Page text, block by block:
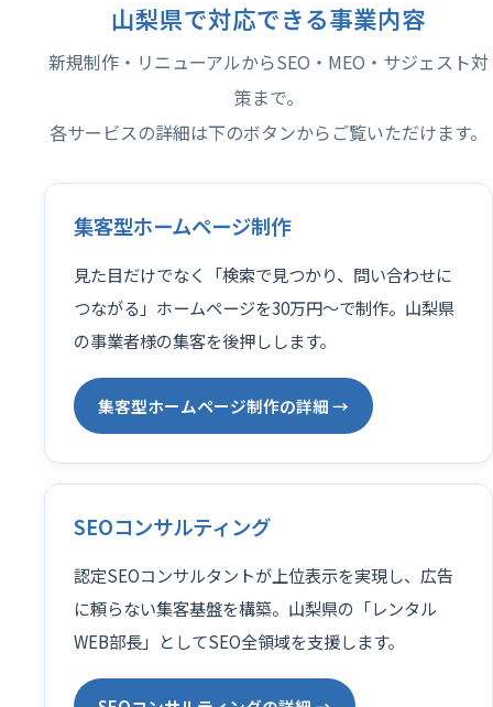
山梨県で対応できる事業内容
新規制作・リニューアルからSEO・MEO・サジェスト対
策まで。
各サービスの詳細は下のボタンからご覧いただけます。
集客型ホームページ制作
見た目だけでなく「検索で見つかり、問い合わせに
つながる」ホームページを30万円〜で制作。山梨県
の事業者様の集客を後押しします。
集客型ホームページ制作の詳細 →
SEOコンサルティング
認定SEOコンサルタントが上位表示を実現し、広告
に頼らない集客基盤を構築。山梨県の「レンタル
WEB部長」としてSEO全領域を支援します。